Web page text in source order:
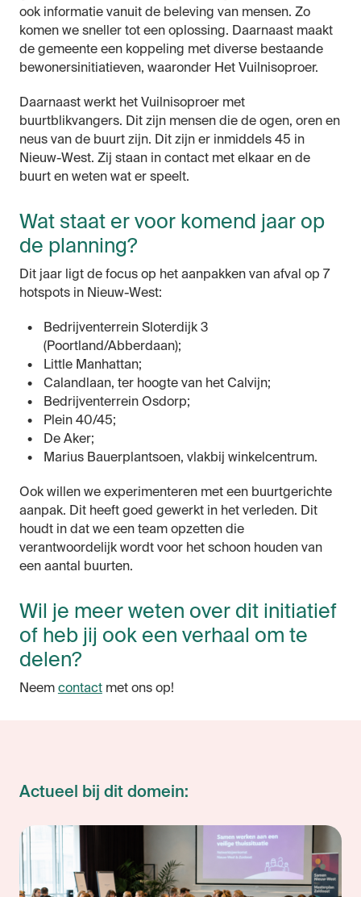
ook informatie vanuit de beleving van mensen. Zo
komen we sneller tot een oplossing. Daarnaast maakt
de gemeente een koppeling met diverse bestaande
bewonersinitiatieven, waaronder Het Vuilnisoproer.
Daarnaast werkt het Vuilnisoproer met
buurtblikvangers. Dit zijn mensen die de ogen, oren en
neus van de buurt zijn. Dit zijn er inmiddels 45 in
Nieuw-West. Zij staan in contact met elkaar en de
buurt en weten wat er speelt.
Wat staat er voor komend jaar op
de planning?
Dit jaar ligt de focus op het aanpakken van afval op 7
hotspots in Nieuw-West:
Bedrijventerrein Sloterdijk 3
(Poortland/Abberdaan);
Little Manhattan;
Calandlaan, ter hoogte van het Calvijn;
Bedrijventerrein Osdorp;
Plein 40/45;
De Aker;
Marius Bauerplantsoen, vlakbij winkelcentrum.
Ook willen we experimenteren met een buurtgerichte
aanpak. Dit heeft goed gewerkt in het verleden. Dit
houdt in dat we een team opzetten die
verantwoordelijk wordt voor het schoon houden van
een aantal buurten.
Wil je meer weten over dit initiatief
of heb jij ook een verhaal om te
delen?
Neem contactmet ons op!
Actueel bij dit domein: